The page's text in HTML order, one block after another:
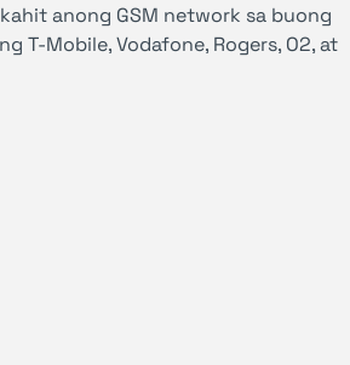
anong GSM network sa buong
T-Mobile, Vodafone, Rogers, O2, at